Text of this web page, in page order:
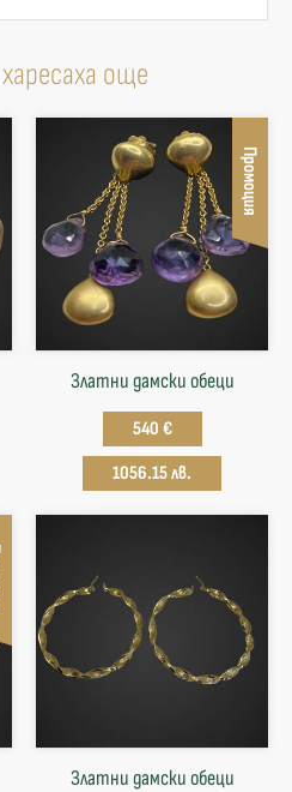
още
Промоция
Златни дамски обеци
540 €
1056.15 лв.
Златни дамски обеци